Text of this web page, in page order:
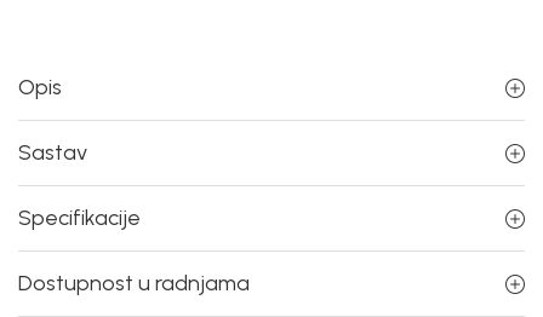
Opis
Sastav
Specifikacije
Dostupnost u radnjama